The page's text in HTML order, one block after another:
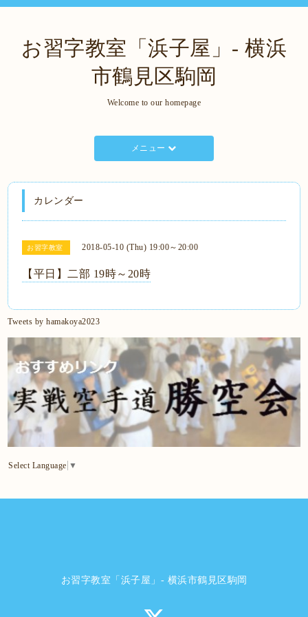
お習字教室「浜子屋」- 横浜
市鶴見区駒岡
Welcome to our homepage
メニュー
カレンダー
お習字教室 2018-05-10 (Thu) 19:00～20:00
【平日】二部 19時～20時
Tweets by hamakoya2023
Select Language ▼
お習字教室「浜子屋」- 横浜市鶴見区駒岡